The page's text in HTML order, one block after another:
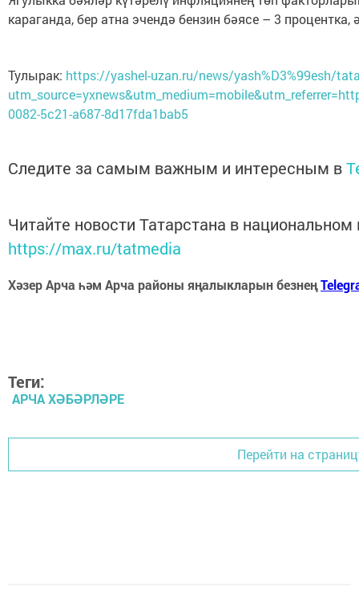
караганда, бер атна эчендә бензин бәясе – 3
Тулырак: https://yashel-uzan.ru/news/yash%D3%99esh/
0082-5c21-a687-8d17fda1bab5
Следите за самым важным и интересным в
Читайте новости Татарстана в
https://max.ru/tatmedia
Хәзер Арча һәм Арча районы яңалыкларын безнең
Теги:
АРЧА ХӘБӘРЛӘРЕ
Перейти на